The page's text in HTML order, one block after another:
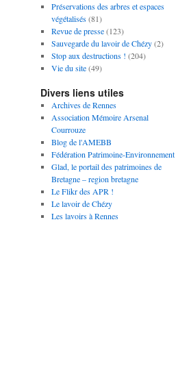
Préservations des arbres et espaces
végétalisés(81)
Revue de presse(123)
Sauvegarde du lavoir de Chézy(2)
Stop aux destructions ! (204)
Vie du site(49)
Divers liens utiles
Archives de Rennes
Association Mémoire Arsenal
Courrouze
Blog de l'AMEBB
Fédération Patrimoine-Environnement
Glad, le portail des patrimoines de
Bretagne – region bretagne
Le Flikr des APR !
Le lavoir de Chézy
Les lavoirs à Rennes